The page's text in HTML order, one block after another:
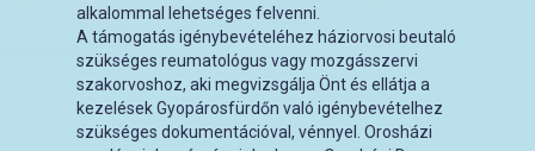
alkalommal lehetséges felvenni.
A támogatás igénybevételéhez háziorvosi beutaló
szükséges reumatológus vagy mozgásszervi
szakorvoshoz, aki megvizsgálja Önt és ellátja a
kezelések Gyopárosfürdőn való igénybevételhez
szükséges dokumentációval, vénnyel. Orosházi